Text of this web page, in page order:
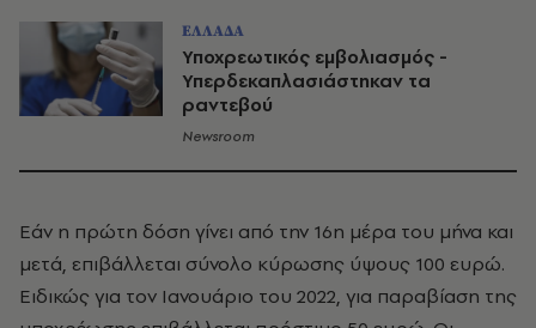
ΕΛΛΑΔΑ
Υποχρεωτικός εμβολιασμός -
Υπερδεκαπλασιάστηκαν τα
ραντεβού
Newsroom
Εάν η πρώτη δόση γίνει από την 16η μέρα του μήνα και
μετά, επιβάλλεται σύνολο κύρωσης ύψους 100 ευρώ.
Ειδικώς για τον Ιανουάριο του 2022, για παραβίαση της